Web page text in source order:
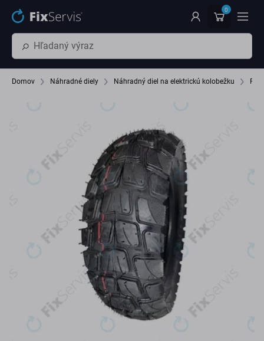
Preskočiť na hlavný obsah 0
Domov Náhradné diely Náhradný diel na elektrickú kolobežku